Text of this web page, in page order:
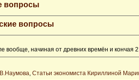
вопросы
вопросы
вообще, начиная от древних времён и кончая
, Статьи экономиста Кириллиной